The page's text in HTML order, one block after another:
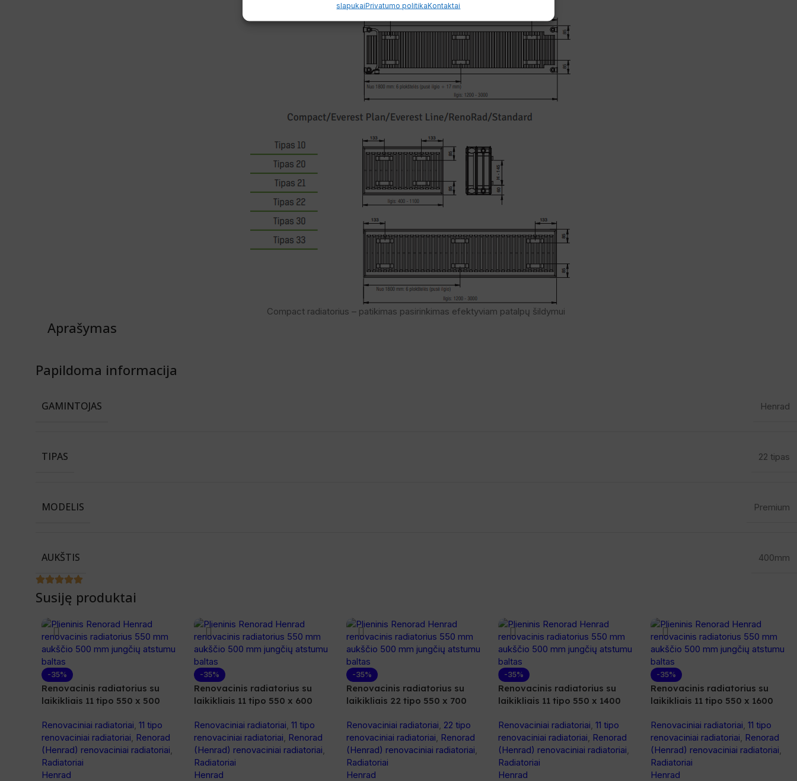
slapukaiPrivatumo politikaKontaktai
Compact radiatorius – patikimas pasirinkimas efektyviam patalpų šildymui
Aprašymas
Papildoma informacija
GAMINTOJAS Henrad
TIPAS 22 tipas
MODELIS Premium
AUKŠTIS 400mm
Susiję produktai
-35%
Renovacinis radiatorius su
laikikliais 11 tipo 550 x 500
Renovaciniai radiatoriai, 11 tipo
renovaciniai radiatoriai, Renorad
(Henrad) renovaciniai radiatoriai,
Radiatoriai
Henrad
-35%
Renovacinis radiatorius su
laikikliais 11 tipo 550 x 600
Renovaciniai radiatoriai, 11 tipo
renovaciniai radiatoriai, Renorad
(Henrad) renovaciniai radiatoriai,
Radiatoriai
Henrad
-35%
Renovacinis radiatorius su
laikikliais 22 tipo 550 x 700
Renovaciniai radiatoriai, 22 tipo
renovaciniai radiatoriai, Renorad
(Henrad) renovaciniai radiatoriai,
Radiatoriai
Henrad
-35%
Renovacinis radiatorius su
laikikliais 11 tipo 550 x 1400
Renovaciniai radiatoriai, 11 tipo
renovaciniai radiatoriai, Renorad
(Henrad) renovaciniai radiatoriai,
Radiatoriai
Henrad
-35%
Renovacinis radiatorius su
laikikliais 11 tipo 550 x 1600
Renovaciniai radiatoriai, 11 tipo
renovaciniai radiatoriai, Renorad
(Henrad) renovaciniai radiatoriai,
Radiatoriai
Henrad